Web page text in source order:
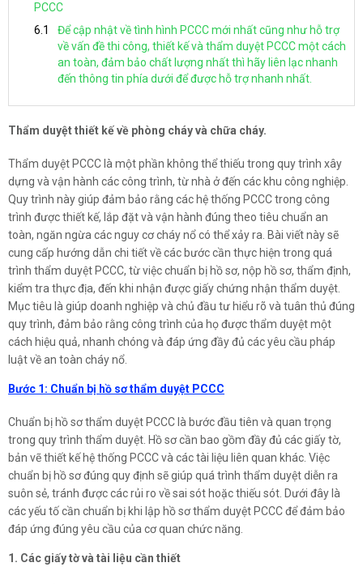
PCCC
Để cập nhật về tình hình PCCC mới nhất cũng như hỗ trợ
về vấn đề thi công, thiết kế và thẩm duyệt PCCC một cách
an toàn, đảm bảo chất lượng nhất thì hãy liên lạc nhanh
đến thông tin phía dưới để được hỗ trợ nhanh nhất.
Thẩm duyệt thiết kế về phòng cháy và chữa cháy.
Thẩm duyệt PCCC là một phần không thể thiếu trong quy trình xây
dựng và vận hành các công trình, từ nhà ở đến các khu công nghiệp.
Quy trình này giúp đảm bảo rằng các hệ thống PCCC trong công
trình được thiết kế, lắp đặt và vận hành đúng theo tiêu chuẩn an
toàn, ngăn ngừa các nguy cơ cháy nổ có thể xảy ra. Bài viết này sẽ
cung cấp hướng dẫn chi tiết về các bước cần thực hiện trong quá
trình thẩm duyệt PCCC, từ việc chuẩn bị hồ sơ, nộp hồ sơ, thẩm định,
kiểm tra thực địa, đến khi nhận được giấy chứng nhận thẩm duyệt.
Mục tiêu là giúp doanh nghiệp và chủ đầu tư hiểu rõ và tuân thủ đúng
quy trình, đảm bảo rằng công trình của họ được thẩm duyệt một
cách hiệu quả, nhanh chóng và đáp ứng đầy đủ các yêu cầu pháp
luật về an toàn cháy nổ.
Bước 1: Chuẩn bị hồ sơ thẩm duyệt PCCC
Chuẩn bị hồ sơ thẩm duyệt PCCC là bước đầu tiên và quan trọng
trong quy trình thẩm duyệt. Hồ sơ cần bao gồm đầy đủ các giấy tờ,
bản vẽ thiết kế hệ thống PCCC và các tài liệu liên quan khác. Việc
chuẩn bị hồ sơ đúng quy định sẽ giúp quá trình thẩm duyệt diễn ra
suôn sẻ, tránh được các rủi ro về sai sót hoặc thiếu sót. Dưới đây là
các yếu tố cần chuẩn bị khi lập hồ sơ thẩm duyệt PCCC để đảm bảo
đáp ứng đúng yêu cầu của cơ quan chức năng.
1. Các giấy tờ và tài liệu cần thiết
ĐĂNG KÝ TƯ VẤN MIỄN PHÍ